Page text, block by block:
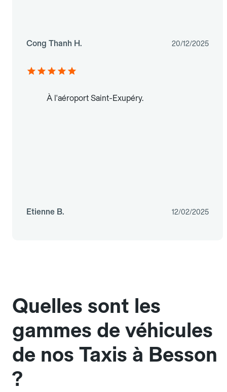
Cong Thanh H. 20/12/2025
À l'aéroport Saint-Exupéry.
Etienne B. 12/02/2025
Quelles sont les
gammes de véhicules
de nos Taxis à Besson
?